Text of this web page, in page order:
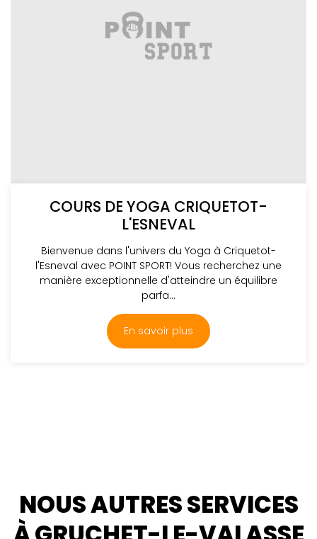
COURS DE YOGA CRIQUETOT-
L'ESNEVAL
Bienvenue dans l'univers du Yoga à Criquetot-
l'Esneval avec POINT SPORT! Vous recherchez une
manière exceptionnelle d'atteindre un équilibre
parfa...
En savoir plus
NOUS AUTRES SERVICES